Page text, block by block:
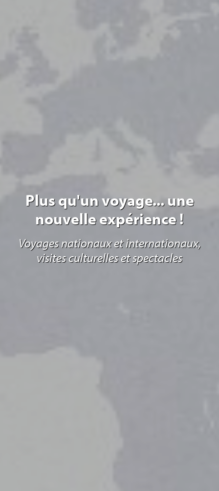
Plus qu'un voyage... une
nouvelle expérience !
Voyages nationaux et internationaux,
visites culturelles et spectacles